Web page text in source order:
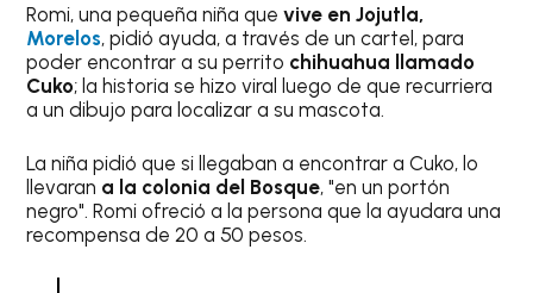
Romi, una pequeña niña quevive en Jojutla,
Morelos, pidió ayuda, a través de un cartel, para
poder encontrar a su perrito chihuahua llamado
Cuko; la historia se hizo viral luego de que recurriera
a un dibujo para localizar a su mascota.
La niña pidió que si llegaban a encontrar a Cuko, lo
llevaran a la colonia del Bosque, "en un portón
negro". Romi ofreció a la persona que la ayudara una
recompensa de 20 a 50 pesos.